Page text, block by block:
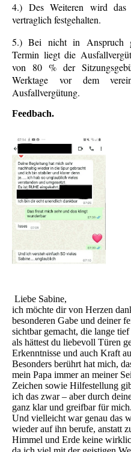
4.) Des Weiteren wird
vertraglich festgehalten.
5.) Bei nicht in Anspruch
Termin liegt die
von 80 % der
Werktage vor dem
Ausfallvergütung.
Feedbach.
Liebe Sabine,
ich möchte dir von Herzen
besonderen Gabe und deiner
sichtbar gemacht, die lange
als hättest du liebevoll Türen
Erkenntnisse und auch Kraft
Besonders berührt hat mich,
mein Papa immer an meiner
Zeichen sowie Hilfestellung
ich das zwar – aber durch
ganz klar und greifbar für mich.
Und vielleicht war genau das
wieder auf ihn berufe, anstatt
Himmel und Erde keine